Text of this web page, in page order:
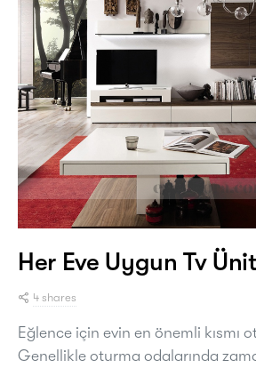
Her Eve Uygun Tv
4 shares
Eğlence için evin en önemli kısmı
Genellikle oturma odalarında